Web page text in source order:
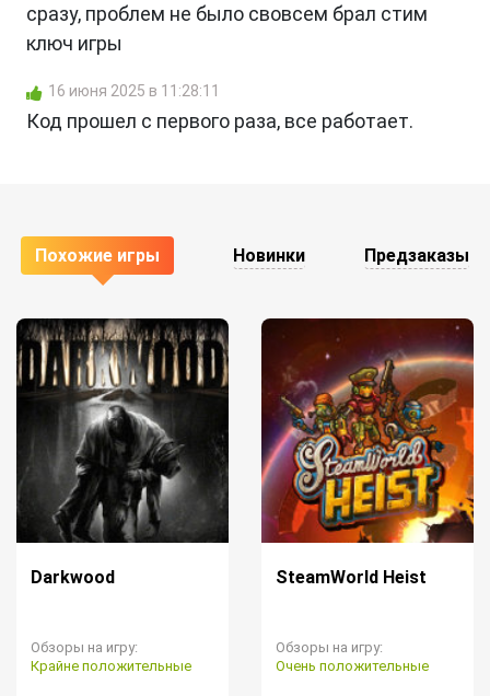
сразу, проблем не было свовсем брал стим
ключ игры
16 июня 2025 в 11:28:11
Код прошел с первого раза, все работает.
Похожие игры Новинки Предзаказы
Darkwood
Обзоры на игру:
Крайне положительные
SteamWorld Heist
Обзоры на игру:
Очень положительные